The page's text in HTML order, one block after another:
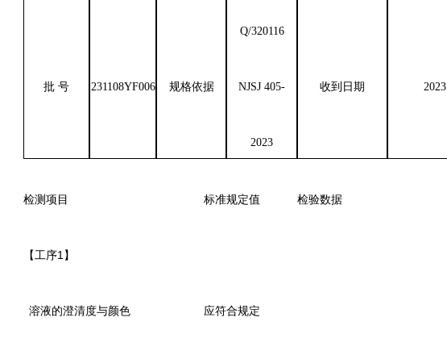
批 号 231108YF006 规格依据
Q/320116
NJSJ 405-
2023
收到日期
检测项目 标准规定值 检验数据
【工序1 】
溶液的澄清度与颜色 应符合规定